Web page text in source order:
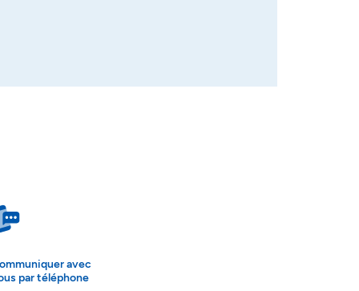
avec
par téléphone